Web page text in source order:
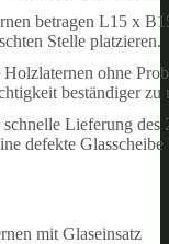
betragen L15 x
Stelle platzieren.
ohne
beständiger zu
Lieferung
defekte
mit Glaseinsatz